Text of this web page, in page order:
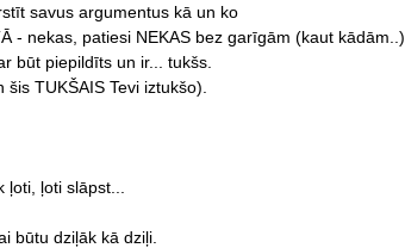
savus argumentus kā un ko
- nekas, patiesi NEKAS bez garīgām (kaut kādām..)
būt piepildīts un ir... tukšs.
TUKŠAIS Tevi iztukšo).
ļoti slāpst...
būtu dziļāk kā dziļi.